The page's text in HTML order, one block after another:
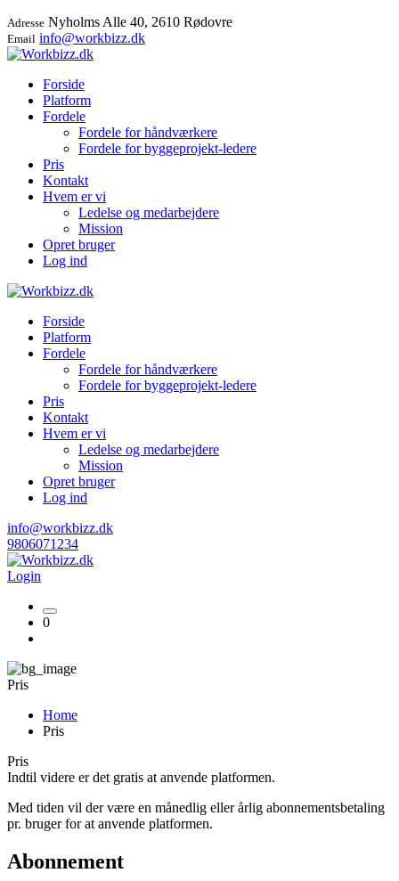
Adresse Nyholms Alle 40, 2610 Rødovre
Email info@workbizz.dk
Forside
Platform
Fordele
Fordele for håndværkere
Fordele for byggeprojekt-ledere
Pris
Kontakt
Hvem er vi
Ledelse og medarbejdere
Mission
Opret bruger
Log ind
Forside
Platform
Fordele
Fordele for håndværkere
Fordele for byggeprojekt-ledere
Pris
Kontakt
Hvem er vi
Ledelse og medarbejdere
Mission
Opret bruger
Log ind
info@workbizz.dk
9806071234
Login
0
Pris
Home
Pris
Pris
Indtil videre er det gratis at anvende platformen.
Med tiden vil der være en månedlig eller årlig abonnementsbetaling
pr. bruger for at anvende platformen.
Abonnement